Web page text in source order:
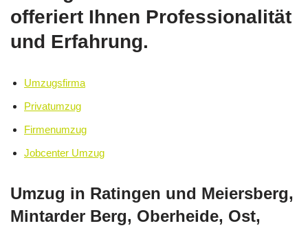
offeriert Ihnen Professionalität
und Erfahrung.
Umzugsfirma
Privatumzug
Firmenumzug
Jobcenter Umzug
Umzug in Ratingen und Meiersberg,
Mintarder Berg, Oberheide, Ost,